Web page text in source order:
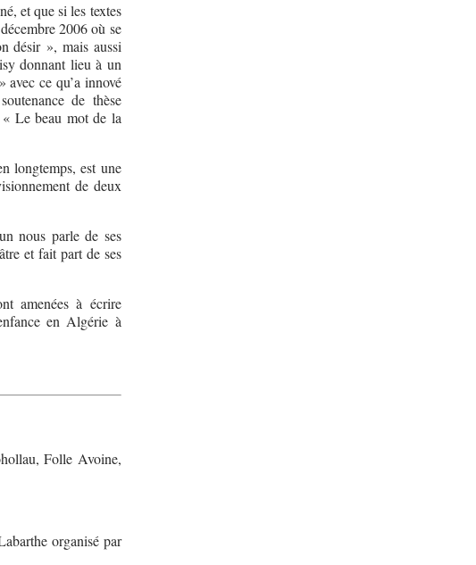
et que si les textes
2006 où se
désir », mais aussi
donnant lieu à un
ce qu’a innové
de thèse
Le beau mot de la
longtemps, est une
de deux
nous parle de ses
et fait part de ses
amenées à écrire
en Algérie à
Folle Avoine,
organisé par